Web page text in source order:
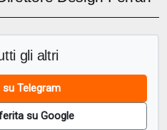
gli altri
su Telegram
su Google